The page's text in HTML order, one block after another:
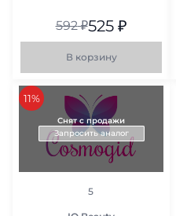
592₽525₽
В корзину
Снят с продажи
Запросить аналог
скидка
11%
рейтинг
5